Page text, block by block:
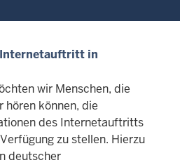
in
wir Menschen, die
hören können, die
des Internetauftritts
zu stellen. Hierzu
deutscher